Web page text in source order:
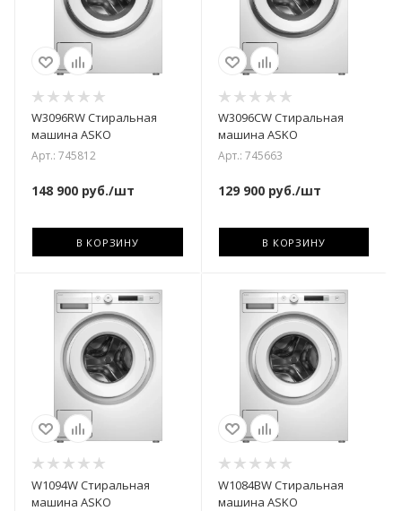
W3096RW Стиральная
машина ASKO
Арт.: 745812
148 900 руб./шт
В КОРЗИНУ
W3096CW Стиральная
машина ASKO
Арт.: 745663
129 900руб./шт
В КОРЗИНУ
W1094W Стиральная
машина ASKO
W1084BW Стиральная
машина ASKO